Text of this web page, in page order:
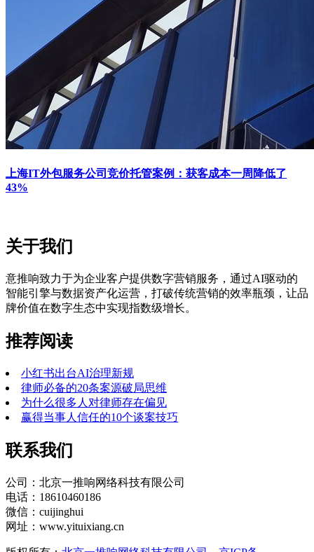
上海IT外包服务公司竞价托管案例：获客成本一周降低了
43%
关于我们
意推响致力于为企业客户提供数字营销服务，通过AI驱动的
智能引擎与数据资产化运营，打破传统营销的效率瓶颈，让品
牌价值在数字生态中实现指数级增长。
推荐阅读
小红书出台AI治理新规
律师必备的20条案源破局思维
为什么很多人对律师存在偏见
赢得当事人信任的10个谈案技巧
联系我们
公司：北京一推响网络科技有限公司
电话：18610460186
微信：cuijinghui
网址：www.yituixiang.cn